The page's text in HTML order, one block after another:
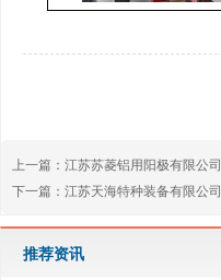
上一篇： 江苏苏菱铝用阳极有限公司
下一篇： 江苏天海特种装备有限公司
推荐资讯